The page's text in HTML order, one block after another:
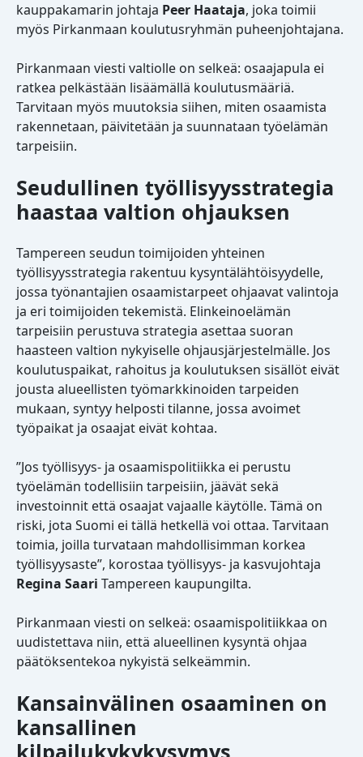
kauppakamarin johtaja Peer Haataja, joka toimii
myös Pirkanmaan koulutusryhmän puheenjohtajana.
Pirkanmaan viesti valtiolle on selkeä: osaajapula ei
ratkea pelkästään lisäämällä koulutusmääriä.
Tarvitaan myös muutoksia siihen, miten osaamista
rakennetaan, päivitetään ja suunnataan työelämän
tarpeisiin.
Seudullinen työllisyysstrategia
haastaa valtion ohjauksen
Tampereen seudun toimijoiden yhteinen
työllisyysstrategia rakentuu kysyntälähtöisyydelle,
jossa työnantajien osaamistarpeet ohjaavat valintoja
ja eri toimijoiden tekemistä. Elinkeinoelämän
tarpeisiin perustuva strategia asettaa suoran
haasteen valtion nykyiselle ohjausjärjestelmälle. Jos
koulutuspaikat, rahoitus ja koulutuksen sisällöt eivät
jousta alueellisten työmarkkinoiden tarpeiden
mukaan, syntyy helposti tilanne, jossa avoimet
työpaikat ja osaajat eivät kohtaa.
”Jos työllisyys- ja osaamispolitiikka ei perustu
työelämän todellisiin tarpeisiin, jäävät sekä
investoinnit että osaajat vajaalle käytölle. Tämä on
riski, jota Suomi ei tällä hetkellä voi ottaa. Tarvitaan
toimia, joilla turvataan mahdollisimman korkea
työllisyysaste”, korostaa työllisyys- ja kasvujohtaja
Regina Saari Tampereen kaupungilta.
Pirkanmaan viesti on selkeä: osaamispolitiikkaa on
uudistettava niin, että alueellinen kysyntä ohjaa
päätöksentekoa nykyistä selkeämmin.
Kansainvälinen osaaminen on
kansallinen
kilpailukykykysymys